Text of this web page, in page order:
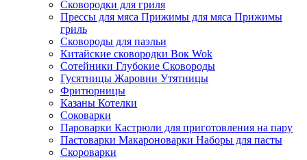
Сковородки для гриля
Прессы для мяса Прижимы для мяса Прижимы
гриль
Сковороды для паэльи
Китайские сковородки Вок Wok
Сотейники Глубокие Сковороды
Гусятницы Жаровни Утятницы
Фритюрницы
Казаны Котелки
Соковарки
Пароварки Кастрюли для приготовления на пару
Пастоварки Макароноварки Наборы для пасты
Скороварки